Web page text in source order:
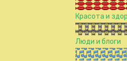
Красота и
Люди и блоги